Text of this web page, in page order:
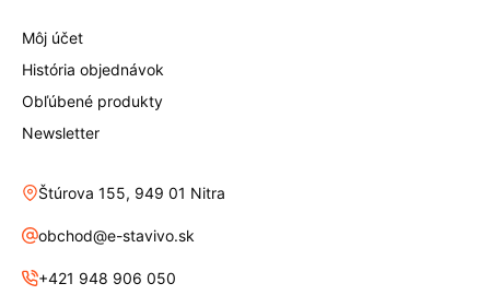
Môj účet
História objednávok
Obľúbené produkty
Newsletter
Štúrova 155, 949 01 Nitra
obchod@e-stavivo.sk
+421 948 906 050